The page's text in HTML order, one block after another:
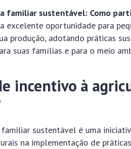
familiar sustentável: Como
excelente oportunidade para
produção, adotando práticas
suas famílias e para o meio
incentivo à
sustentável é uma
na implementação de